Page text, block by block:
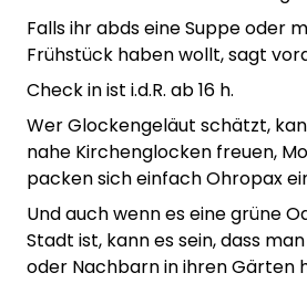
Falls ihr abds eine Suppe oder
Frühstück haben wollt, sagt
Check in ist i.d.R. ab 16 h.
Wer Glockengeläut schätzt,
nahe Kirchenglocken freuen,
packen sich einfach Ohropax
Und auch wenn es eine grüne
Stadt ist, kann es sein, dass
oder Nachbarn in ihren Gärten